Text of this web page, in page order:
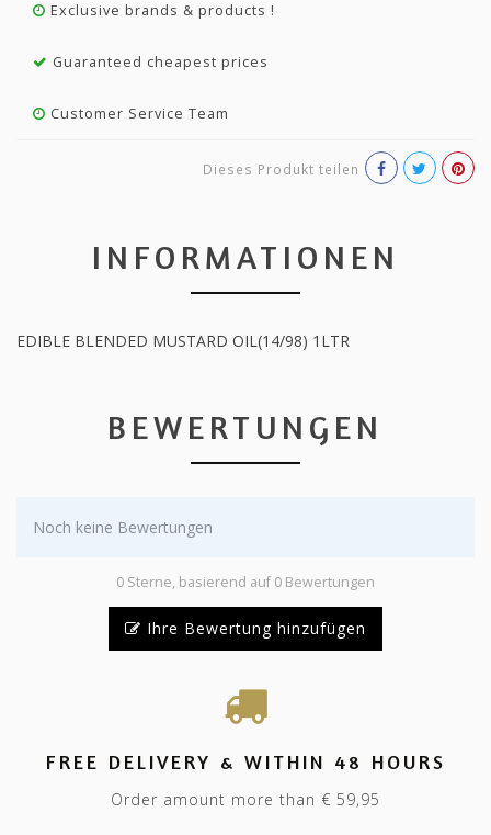
Exclusive brands & products !
Guaranteed cheapest prices
Customer Service Team
Dieses Produkt teilen
INFORMATIONEN
EDIBLE BLENDED MUSTARD OIL(14/98) 1LTR
BEWERTUNGEN
Noch keine Bewertungen
0 Sterne, basierend auf 0 Bewertungen
Ihre Bewertung hinzufügen
FREE DELIVERY & WITHIN 48 HOURS
Order amount more than € 59,95